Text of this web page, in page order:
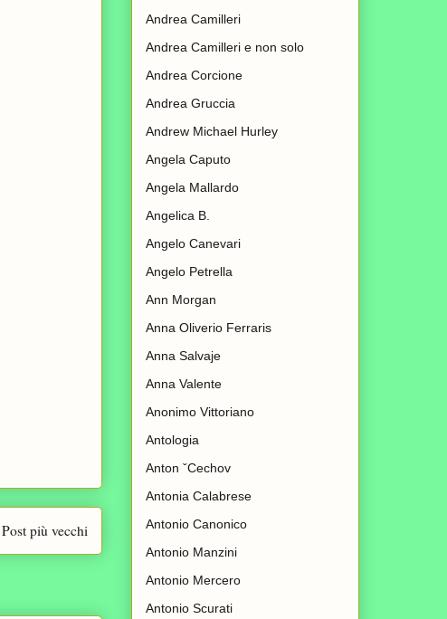
Post più vecchi
Andrea Camilleri
Andrea Camilleri e non solo
Andrea Corcione
Andrea Gruccia
Andrew Michael Hurley
Angela Caputo
Angela Mallardo
Angelica B.
Angelo Canevari
Angelo Petrella
Ann Morgan
Anna Oliverio Ferraris
Anna Salvaje
Anna Valente
Anonimo Vittoriano
Antologia
Anton ˇCechov
Antonia Calabrese
Antonio Canonico
Antonio Manzini
Antonio Mercero
Antonio Scurati